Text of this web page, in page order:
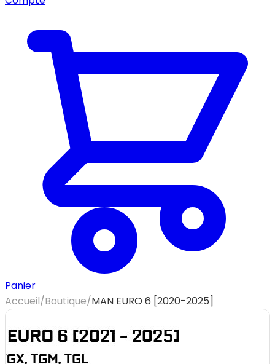
Panier
Accueil/Boutique/MAN EURO 6 [2020-2025]